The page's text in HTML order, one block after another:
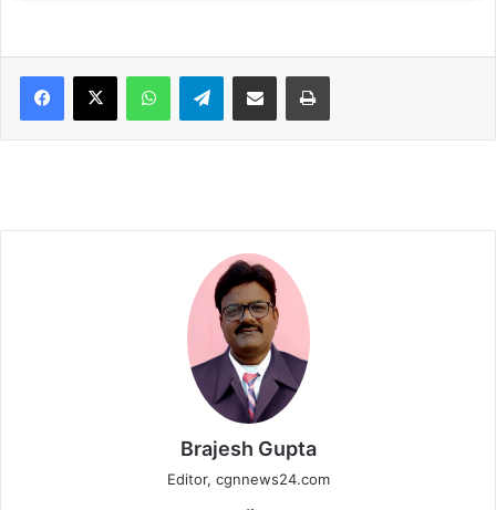
WhatsAppTelegramShare via Email Print
Brajesh Gupta
Editor, cgnnews24.com